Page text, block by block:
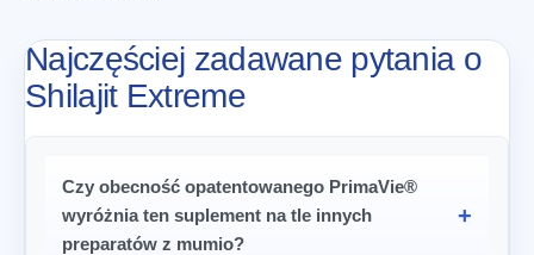
Najczęściej zadawane pytania o
Shilajit Extreme
Czy obecność opatentowanego PrimaVie®
wyróżnia ten suplement na tle innych
preparatów z mumio?